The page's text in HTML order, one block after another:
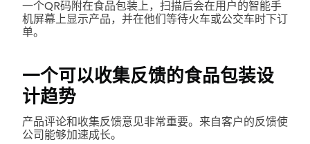
一个QR码附在食品包装上，扫描后会在用户的智能手
机屏幕上显示产品，并在他们等待火车或公交车时下订
单。
一个可以收集反馈的食品包装设
计趋势
产品评论和收集反馈意见非常重要。来自客户的反馈使
公司能够加速成长。